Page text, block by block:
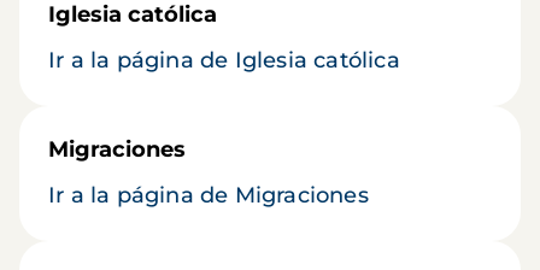
Iglesia católica
Ir a la página de Iglesia católica
Migraciones
Ir a la página de Migraciones